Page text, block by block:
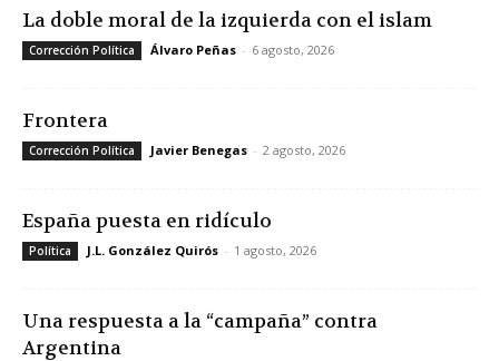
La doble moral de la izquierda con el islam
Corrección Política Álvaro Peñas - 6 agosto, 2026
Frontera
Corrección Política Javier Benegas - 2 agosto, 2026
España puesta en ridículo
Política J.L. González Quirós - 1 agosto, 2026
Una respuesta a la “campaña” contra
Argentina